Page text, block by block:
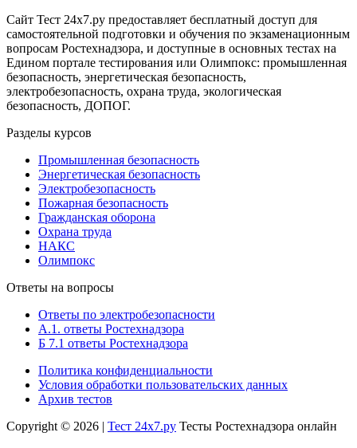
Сайт Тест 24х7.ру предоставляет бесплатный доступ для
самостоятельной подготовки и обучения по экзаменационным
вопросам Ростехнадзора, и доступные в основных тестах на
Едином портале тестирования или Олимпокс: промышленная
безопасность, энергетическая безопасность,
электробезопасность, охрана труда, экологическая
безопасность, ДОПОГ.
Разделы курсов
Промышленная безопасность
Энергетическая безопасность
Электробезопасность
Пожарная безопасность
Гражданская оборона
Охрана труда
НАКС
Олимпокс
Ответы на вопросы
Ответы по электробезопасности
А.1. ответы Ростехнадзора
Б 7.1 ответы Ростехнадзора
Политика конфиденциальности
Условия обработки пользовательских данных
Архив тестов
Copyright © 2026 | Тест 24х7.ру Тесты Ростехнадзора онлайн